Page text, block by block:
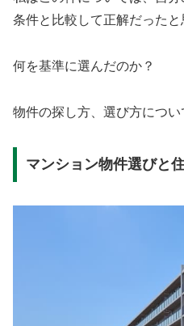
条件と比較して正解だったと
何を基準に選んだのか？
物件の探し方、選び方につい
マンション物件選びと